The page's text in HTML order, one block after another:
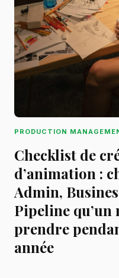
PRODUCTION
Checklist de
d’animation :
Admin,
Pipeline
prendre
année